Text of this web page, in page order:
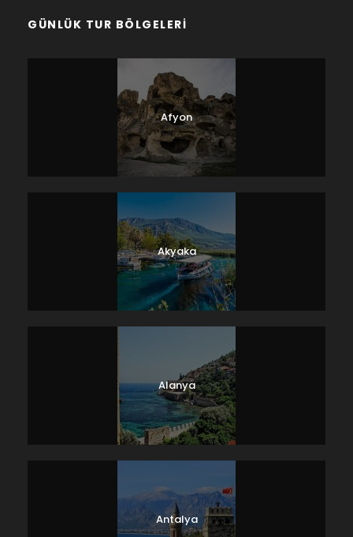
GÜNLÜK TUR BÖLGELERI
Afyon
Akyaka
Alanya
Antalya